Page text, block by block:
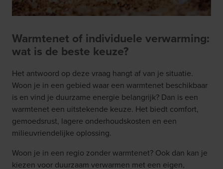
Warmtenet of individuele verwarming:
wat is de beste keuze?
Het antwoord op deze vraag hangt af van je situatie.
Woon je in een gebied waar een warmtenet beschikbaar
is en vind je duurzame energie belangrijk? Dan is een
warmtenet een uitstekende keuze. Het biedt comfort,
gemoedsrust, lagere onderhoudskosten en een
milieuvriendelijke oplossing.
Woon je in een regio zonder warmtenet? Ook dan kan je
kiezen voor duurzaam verwarmen met een eigen,